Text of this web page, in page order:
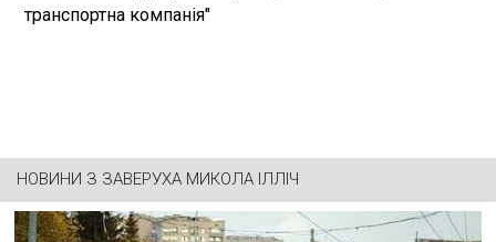
транспортна компанія"
НОВИНИ З ЗАВЕРУХА МИКОЛА ІЛЛІЧ